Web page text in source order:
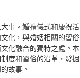
事。婚禮儀式和慶祝活
化，與婚姻相關的習俗
化融合的獨特之處。本
度和習俗的沿革，發掘
故事。